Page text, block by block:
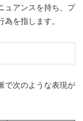
ュアンスを持ち、プ
を指します。
で次のような表現が